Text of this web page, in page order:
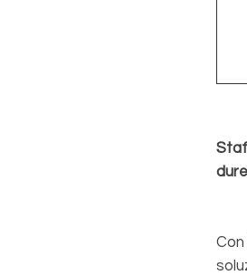
Con